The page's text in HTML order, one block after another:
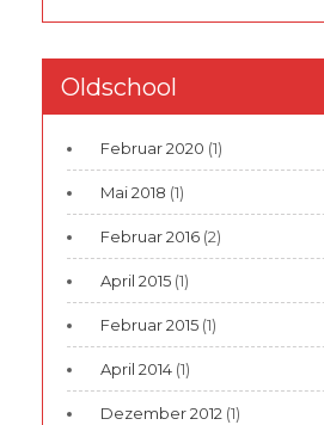
Oldschool
Februar 2020 (1)
Mai 2018 (1)
Februar 2016 (2)
April 2015 (1)
Februar 2015 (1)
April 2014 (1)
Dezember 2012 (1)